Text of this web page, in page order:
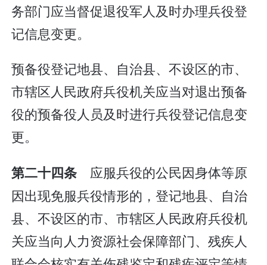
务部门应当督促退役军人及时办理兵役登
记信息变更。
预备役登记地县、自治县、不设区的市、
市辖区人民政府兵役机关应当对退出预备
役的预备役人员及时进行兵役登记信息变
更。
第二十四条 应服兵役的公民因身体等原
因出现免服兵役情形的，登记地县、自治
县、不设区的市、市辖区人民政府兵役机
关应当向人力资源社会保障部门、残疾人